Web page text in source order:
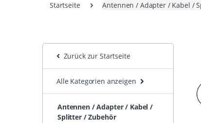
Startseite Antennen / Adapter / Kabel /
Zurück zur Startseite
Alle Kategorien anzeigen
Antennen / Adapter / Kabel /
Splitter / Zubehör